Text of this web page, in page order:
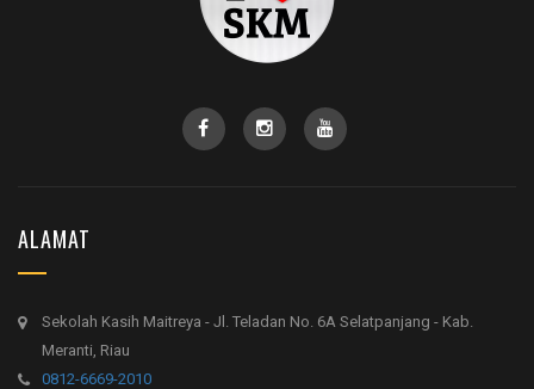
ALAMAT
Sekolah Kasih Maitreya - Jl. Teladan No. 6A Selatpanjang - Kab.
Meranti, Riau
0812-6669-2010